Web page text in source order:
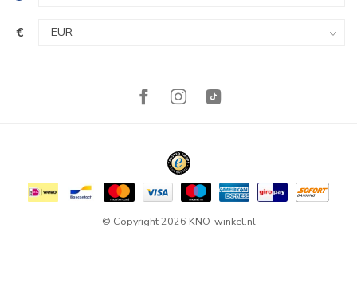
€
© Copyright 2026 KNO-winkel.nl